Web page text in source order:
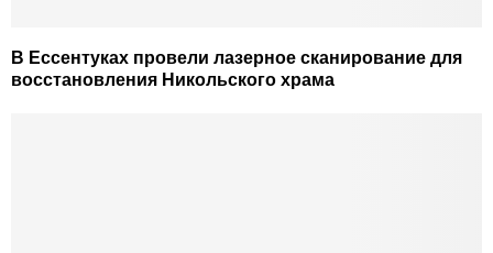
В Ессентуках провели лазерное сканирование для
восстановления Никольского храма